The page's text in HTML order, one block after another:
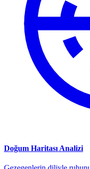
Doğum Haritası Analizi